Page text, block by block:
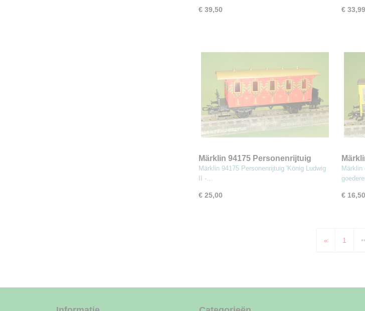
€ 39,50 € 33,99
Märklin 94175 Personenrijtuig
'König Ludwig II - Palmenwagen'
Personenrijtuig
Märklin 94175 Personenrijtuig 'König Ludwig
II -…
€ 25,00
Märklin
€ 16,50
« 1